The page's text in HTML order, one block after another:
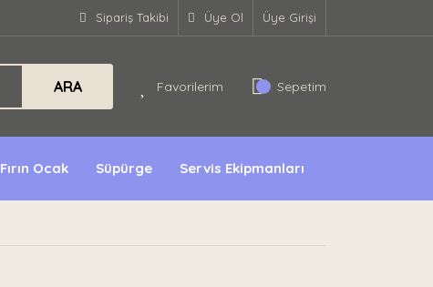
Sipariş Takibi Üye Ol Üye Girişi
ARA Favorilerim Sepetim
Fırın Ocak Süpürge Servis Ekipmanları